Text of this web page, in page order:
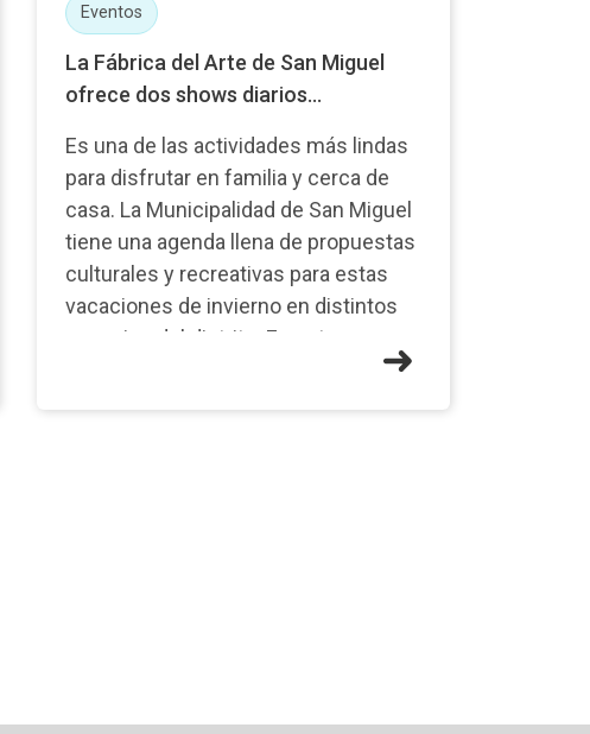
Eventos
La Fábrica del Arte de San Miguel
ofrece dos shows diarios...
Es una de las actividades más lindas
para disfrutar en familia y cerca de
casa. La Municipalidad de San Miguel
tiene una agenda llena de propuestas
culturales y recreativas para estas
vacaciones de invierno en distintos
espacios del distrito. En este mar